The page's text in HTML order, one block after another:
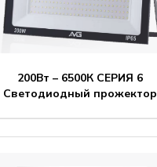
200Вт – 6500К СЕРИЯ 6
Светодиодный прожектор